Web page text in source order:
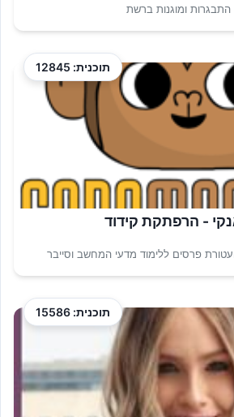
התבגרות ומוגנות ברשת
תוכנית: 12845
- הרפתקת קידוד
פרסים ללימוד מדעי המחשב וסייבר
תוכנית: 15586